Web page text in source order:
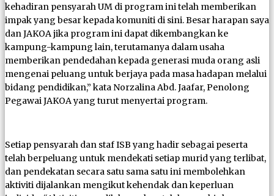
kehadiran pensyarah UM di program ini telah memberikan
impak yang besar kepada komuniti di sini. Besar harapan saya
dan JAKOA jika program ini dapat dikembangkan ke
kampung-kampung lain, terutamanya dalam usaha
memberikan pendedahan kepada generasi muda orang asli
mengenai peluang untuk berjaya pada masa hadapan melalui
bidang pendidikan,” kata Norzalina Abd. Jaafar, Penolong
Pegawai JAKOA yang turut menyertai program.
Setiap pensyarah dan staf ISB yang hadir sebagai peserta
telah berpeluang untuk mendekati setiap murid yang terlibat,
dan pendekatan secara satu sama satu ini membolehkan
aktiviti dijalankan mengikut kehendak dan keperluan